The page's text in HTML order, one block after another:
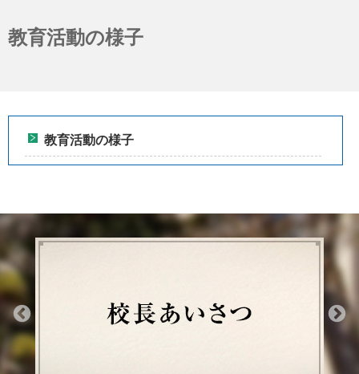
教育活動の様子
教育活動の様子